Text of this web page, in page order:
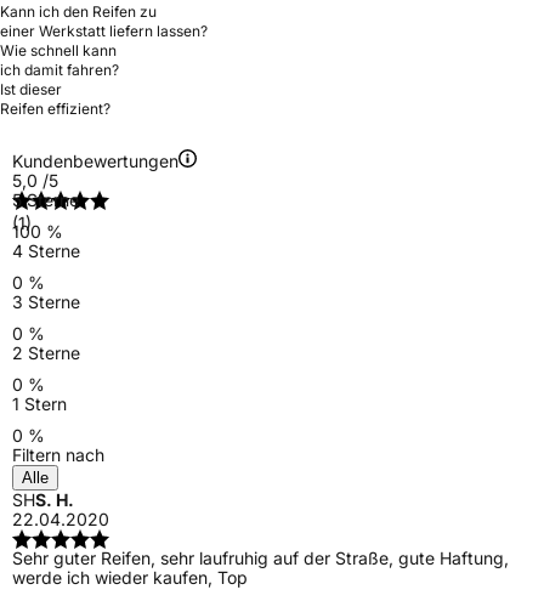
Kann ich den Reifen zu
einer Werkstatt liefern lassen?
Wie schnell kann
ich damit fahren?
Ist dieser
Reifen effizient?
Kundenbewertungen
5,0 /5
(1)
5 Sterne
100 %
4 Sterne
0 %
3 Sterne
0 %
2 Sterne
0 %
1 Stern
0 %
Filtern nach
Alle
SHS. H.
22.04.2020
Sehr guter Reifen, sehr laufruhig auf der Straße, gute Haftung,
werde ich wieder kaufen, Top